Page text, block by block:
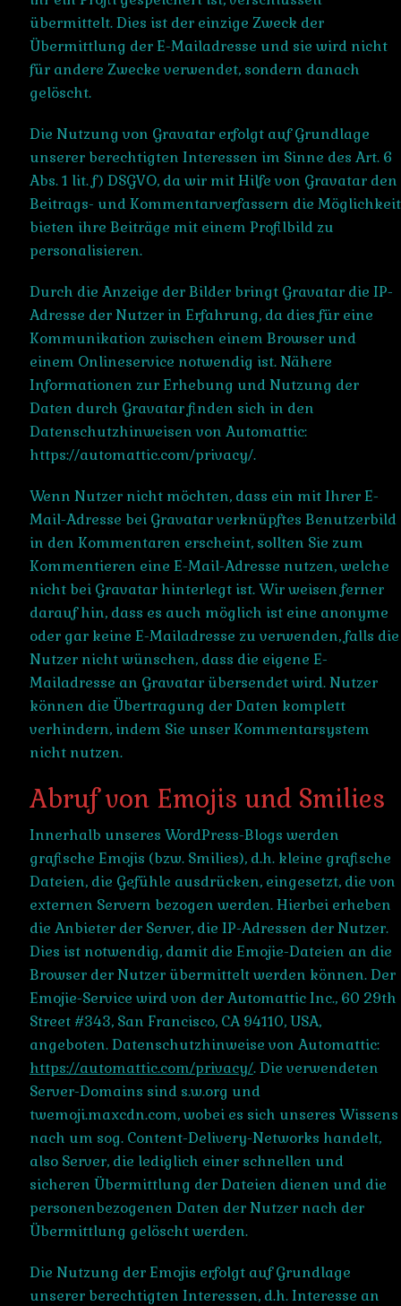
übermittelt. Dies ist der einzige Zweck der
Übermittlung der E-Mailadresse und sie wird nicht
für andere Zwecke verwendet, sondern danach
gelöscht.
Die Nutzung von Gravatar erfolgt auf Grundlage
unserer berechtigten Interessen im Sinne des Art. 6
Abs. 1 lit. f) DSGVO, da wir mit Hilfe von Gravatar den
Beitrags- und Kommentarverfassern die Möglichkeit
bieten ihre Beiträge mit einem Profilbild zu
personalisieren.
Durch die Anzeige der Bilder bringt Gravatar die IP-
Adresse der Nutzer in Erfahrung, da dies für eine
Kommunikation zwischen einem Browser und
einem Onlineservice notwendig ist. Nähere
Informationen zur Erhebung und Nutzung der
Daten durch Gravatar finden sich in den
Datenschutzhinweisen von Automattic:
https://automattic.com/privacy/.
Wenn Nutzer nicht möchten, dass ein mit Ihrer E-
Mail-Adresse bei Gravatar verknüpftes Benutzerbild
in den Kommentaren erscheint, sollten Sie zum
Kommentieren eine E-Mail-Adresse nutzen, welche
nicht bei Gravatar hinterlegt ist. Wir weisen ferner
darauf hin, dass es auch möglich ist eine anonyme
oder gar keine E-Mailadresse zu verwenden, falls die
Nutzer nicht wünschen, dass die eigene E-
Mailadresse an Gravatar übersendet wird. Nutzer
können die Übertragung der Daten komplett
verhindern, indem Sie unser Kommentarsystem
nicht nutzen.
Abruf von Emojis und Smilies
Innerhalb unseres WordPress-Blogs werden
grafische Emojis (bzw. Smilies), d.h. kleine grafische
Dateien, die Gefühle ausdrücken, eingesetzt, die von
externen Servern bezogen werden. Hierbei erheben
die Anbieter der Server, die IP-Adressen der Nutzer.
Dies ist notwendig, damit die Emojie-Dateien an die
Browser der Nutzer übermittelt werden können. Der
Emojie-Service wird von der Automattic Inc., 60 29th
Street #343, San Francisco, CA 94110, USA,
angeboten. Datenschutzhinweise von Automattic:
https://automattic.com/privacy/. Die verwendeten
Server-Domains sind s.w.org und
twemoji.maxcdn.com, wobei es sich unseres Wissens
nach um sog. Content-Delivery-Networks handelt,
also Server, die lediglich einer schnellen und
sicheren Übermittlung der Dateien dienen und die
personenbezogenen Daten der Nutzer nach der
Übermittlung gelöscht werden.
Die Nutzung der Emojis erfolgt auf Grundlage
unserer berechtigten Interessen, d.h. Interesse an